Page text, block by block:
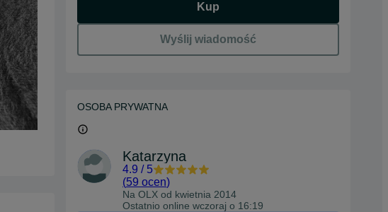
Kup
Wyślij wiadomość
OSOBA PRYWATNA
Katarzyna
4.9 / 5
(59 ocen)
Na OLX od kwietnia 2014
Ostatnio online wczoraj o 16:19